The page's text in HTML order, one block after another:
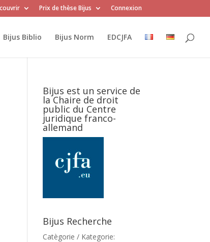
Prix de thèse Bijus Connexion
Bijus Biblio Bijus Norm EDCJFA
Bijus est un service de
la Chaire de droit
public du Centre
juridique franco-
allemand
Bijus Recherche
Catègorie / Kategorie: